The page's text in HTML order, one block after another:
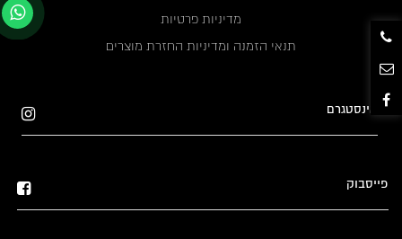
מדיניות פרטיות
תנאי הזמנה ומדיניות החזרת מוצרים
אינסטגרם
פייסבוק